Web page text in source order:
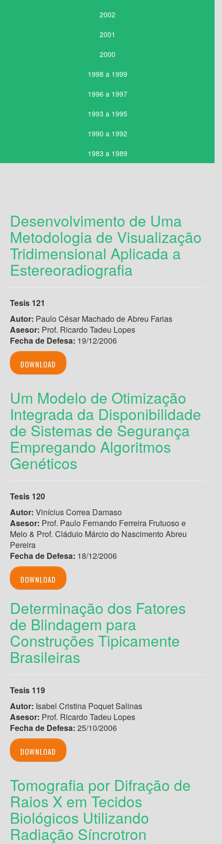
2002
2001
2000
1998 a 1999
1996 a 1997
1993 a 1995
1990 a 1992
1983 a 1989
Desenvolvimento de Uma
Metodologia de Visualização
Tridimensional Aplicada a
Estereoradiografia
Tesis 121
Autor: Paulo César Machado de Abreu Farias
Asesor: Prof. Ricardo Tadeu Lopes
Fecha de Defesa: 19/12/2006
DOWNLOAD
Um Modelo de Otimização
Integrada da Disponibilidade
de Sistemas de Segurança
Empregando Algoritmos
Genéticos
Tesis 120
Autor: Vinícius Correa Damaso
Asesor: Prof. Paulo Fernando Ferreira Frutuoso e
Melo & Prof. Cláduio Márcio do Nascimento Abreu
Pereira
Fecha de Defesa: 18/12/2006
DOWNLOAD
Determinação dos Fatores
de Blindagem para
Construções Tipicamente
Brasileiras
Tesis 119
Autor: Isabel Cristina Poquet Salinas
Asesor: Prof. Ricardo Tadeu Lopes
Fecha de Defesa: 25/10/2006
DOWNLOAD
Tomografia por Difração de
Raios X em Tecidos
Biológicos Utilizando
Radiação Síncrotron